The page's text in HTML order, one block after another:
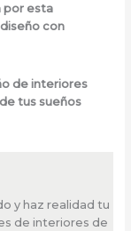
por esta
con
de interiores
tus sueños
y haz realidad tu
de interiores de